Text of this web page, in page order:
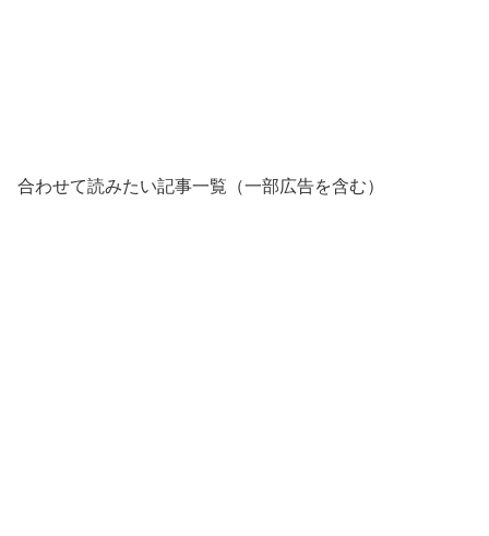
合わせて読みたい記事一覧（一部広告を含む）